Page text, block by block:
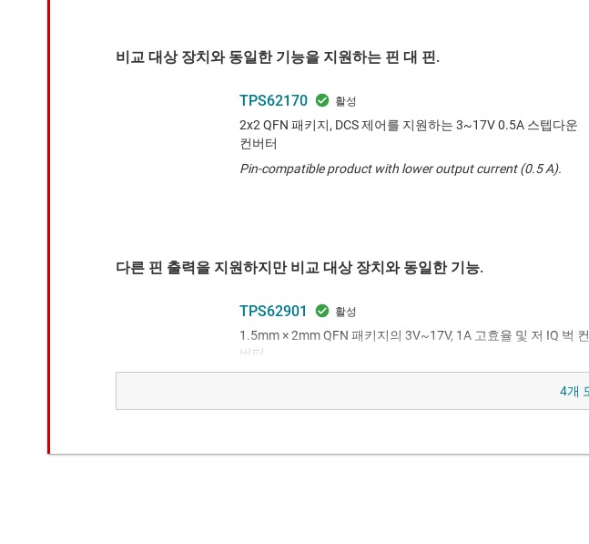
비교 대상 장치와 동일한 기능을 지원하는 핀 대 핀.
TPS62170
2x2 QFN 패키지, DCS 제어를 지원하는 3~17V 0.5A 스텝다운
컨버터
Pin-compatible product with lower output current (0.5 A).
다른 핀 출력을 지원하지만 비교 대상 장치와 동일한 기능.
TPS62901
1.5mm × 2mm QFN 패키지의 3V~17V, 1A 고효율 및 저 IQ 벅 컨
버터
TPS62150